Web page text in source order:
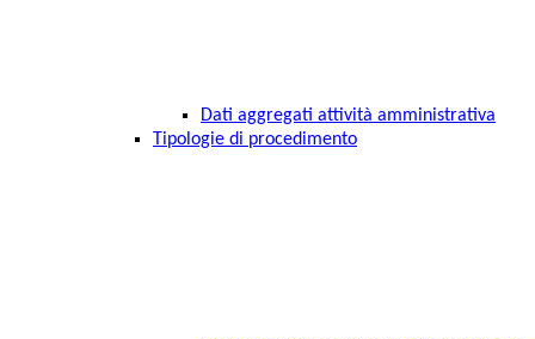
Dati aggregati attività amministrativa
Tipologie di procedimento